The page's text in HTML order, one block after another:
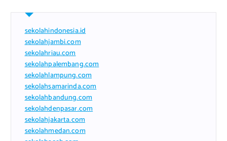
sekolahindonesia.id
sekolahjambi.com
sekolahriau.com
sekolahpalembang.com
sekolahlampung.com
sekolahsamarinda.com
sekolahbandung.com
sekolahdenpasar.com
sekolahjakarta.com
sekolahmedan.com